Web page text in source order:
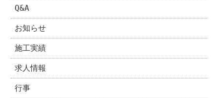
Q&A
お知らせ
施工実績
求人情報
行事